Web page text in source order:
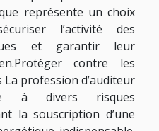
représente un choix
l’activité des
et garantir leur
contre les
profession d’auditeur
à divers risques
la souscription d’une